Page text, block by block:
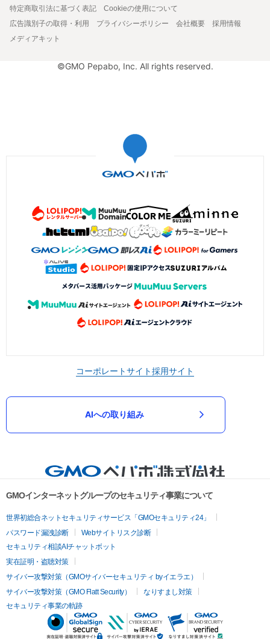
特定商取引法に基づく表記
Cookieの使用について
広告識別子の取得・利用
プライバシーポリシー 会社概要
採用情報
メディアキット
©GMO Pepabo, Inc. All rights reserved.
コーポレートサイト採用サイト
AIへの取り組み
GMOインターネットグループのセキュリティ事業について
世界初総合ネットセキュリティサービス「GMOセキュリティ24」
パスワード漏洩診断
Webサイトリスク診断
セキュリティ相談AIチャットボット
実在証明・盗聴対策
サイバー攻撃対策（GMOサイバーセキュリティ byイエラエ）
サイバー攻撃対策（GMO Flatt Security）
なりすまし対策
セキュリティ事業の軌跡